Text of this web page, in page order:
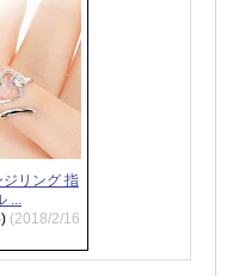
リング 指
...
(2018/2/16